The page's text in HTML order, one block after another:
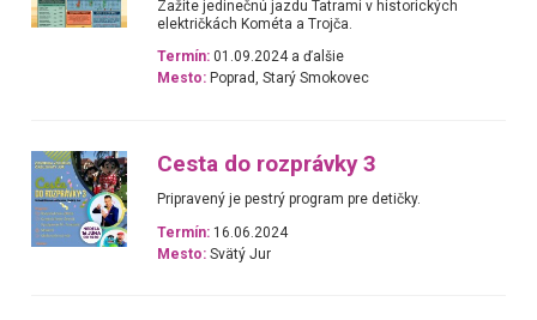
Zažite jedinečnú jazdu Tatrami v historických
električkách Kométa a Trojča.
Termín: 01.09.2024 a ďalšie
Mesto: Poprad, Starý Smokovec
Cesta do rozprávky 3
Pripravený je pestrý program pre detičky.
Termín: 16.06.2024
Mesto: Svätý Jur